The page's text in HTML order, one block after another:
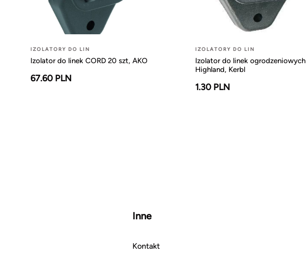
IZOLATORY DO LIN
Izolator do linek CORD 20 szt, AKO
67.60 PLN
IZOLATORY DO LIN
Izolator do linek ogrodzeniowych
Highland, Kerbl
1.30 PLN
Inne
Kontakt